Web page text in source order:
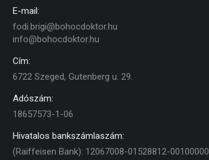
E-mail:
fodi.brigi@bohocdoktor.hu
info@bohocdoktor.hu
Cím:
6722 Szeged, Gutenberg u. 29.
Adószám:
18657573-1-06
Hivatalos bankszámlaszám:
(Raiffeisen Bank): 12067008-01528812-00100000